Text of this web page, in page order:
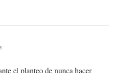
el planteo de nunca hacer